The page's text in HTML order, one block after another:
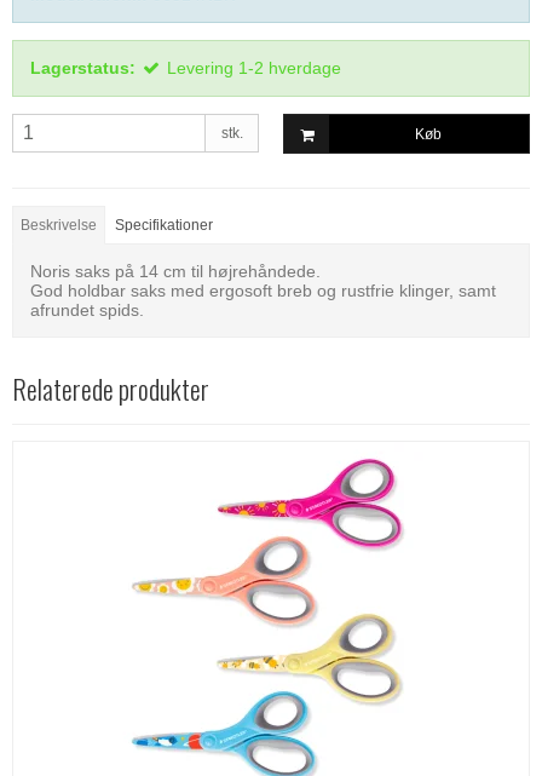
Lagerstatus: Levering 1-2 hverdage
stk. Køb
Beskrivelse Specifikationer
Noris saks på 14 cm til højrehåndede.
God holdbar saks med ergosoft breb og rustfrie klinger, samt
afrundet spids.
Relaterede produkter